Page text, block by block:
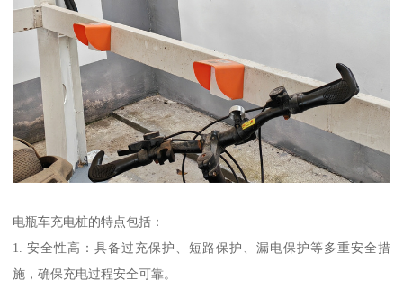
电瓶车充电桩的特点包括：
1. 安全性高：具备过充保护、短路保护、漏电保护等多重安全措
施，确保充电过程安全可靠。